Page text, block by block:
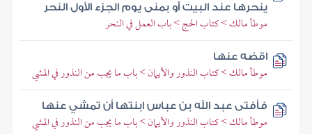
ينحرها عند البيت أو بمنى يوم الجزء الأول النحر
موطأ مالك > كتاب الحج > باب العمل في النحر
اقضه عنها
موطأ مالك > كتاب النذور والأيمان > باب ما يجب من النذور في المشي
فأفتى عبد الله بن عباس ابنتها أن تمشي عنها
موطأ مالك > كتاب النذور والأيمان > باب ما يجب من النذور في المشي